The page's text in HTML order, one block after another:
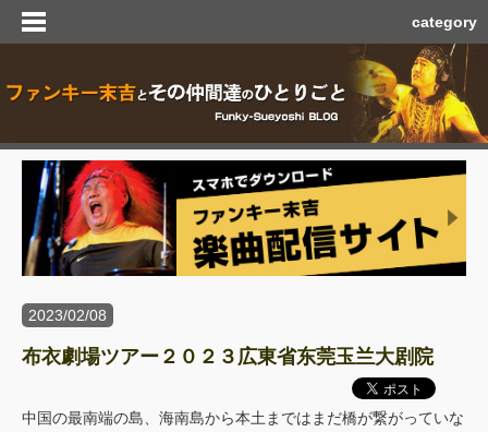
category
2023/02/08
布衣劇場ツアー２０２３広東省东莞玉兰大剧院
中国の最南端の島、海南島から本土まではまだ橋が繋がっていな